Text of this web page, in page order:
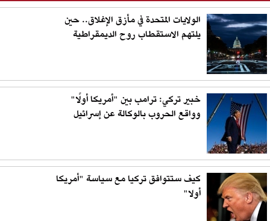
الولايات المتحدة في مأزق الإغلاق.. حين
يلتهم الاستقطاب روح الديمقراطية
خبير تركي: ترامب بين "أمريكا أولًا"
وواقع الحروب بالوكالة عن إسرائيل
كيف ستتوافق تركيا مع سياسة "أمريكا
أولا"